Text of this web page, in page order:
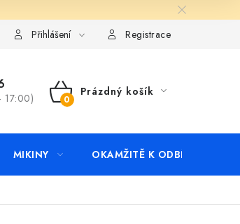
KontaktyPřihlášení Registrace
17:00)
NÁKUPNÍ
Prázdný košík
MIKINY OKAMŽITĚ K ODBĚRU